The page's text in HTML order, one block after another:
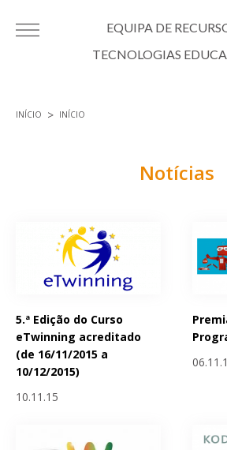
EQUIPA DE
TECNOLOGIAS
INÍCIO INÍCIO
Notícias
5.ª Edição do Curso
eTwinning acreditado
(de 16/11/2015 a
10/12/2015)
10.11.15
Páginas